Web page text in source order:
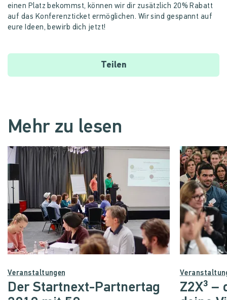
einen Platz bekommst, können wir dir zusätzlich 20% Rabatt
auf das Konferenzticket ermöglichen. Wir sind gespannt auf
eure Ideen, bewirb dich jetzt!
Teilen
Mehr zu lesen
Veranstaltungen
Der Startnext-Partnertag
Z2X³ –